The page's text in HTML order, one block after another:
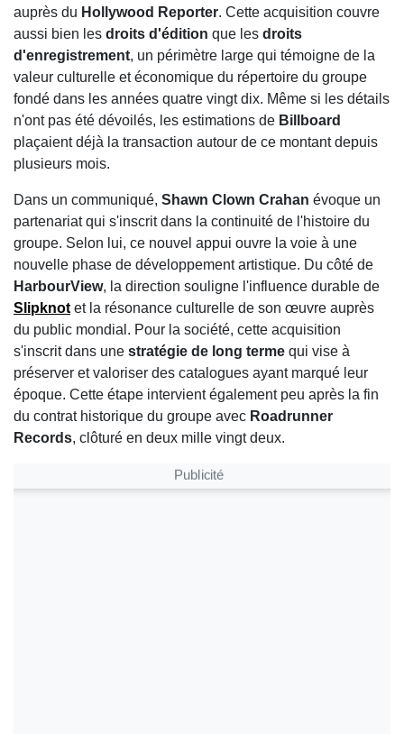
auprès du Hollywood Reporter. Cette acquisition couvre
aussi bien les droits d'édition que les droits
d'enregistrement, un périmètre large qui témoigne de la
valeur culturelle et économique du répertoire du groupe
fondé dans les années quatre vingt dix. Même si les détails
n'ont pas été dévoilés, les estimations de Billboard
plaçaient déjà la transaction autour de ce montant depuis
plusieurs mois.
Dans un communiqué, Shawn Clown Crahan évoque un
partenariat qui s'inscrit dans la continuité de l'histoire du
groupe. Selon lui, ce nouvel appui ouvre la voie à une
nouvelle phase de développement artistique. Du côté de
HarbourView, la direction souligne l'influence durable de
Slipknot et la résonance culturelle de son œuvre auprès
du public mondial. Pour la société, cette acquisition
s'inscrit dans une stratégie de long terme qui vise à
préserver et valoriser des catalogues ayant marqué leur
époque. Cette étape intervient également peu après la fin
du contrat historique du groupe avec Roadrunner
Records, clôturé en deux mille vingt deux.
Publicité